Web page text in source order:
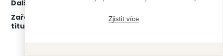
Zjistit více
Další díly:
1.Muž bez tváře
Zařažení
titulu:
Detektivky, thrillery a true
Detektivky